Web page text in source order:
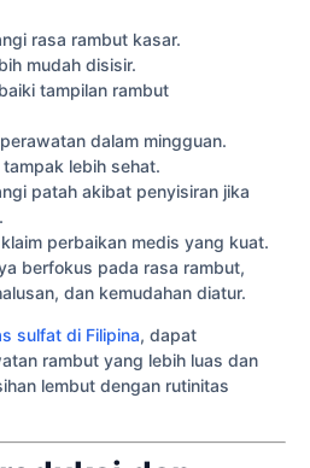
rasa rambut kasar.
mudah disisir.
tampilan rambut
dalam mingguan.
lebih sehat.
patah akibat penyisiran jika
perbaikan medis yang kuat.
berfokus pada rasa rambut,
dan kemudahan diatur.
sulfat di Filipina, dapat
rambut yang lebih luas dan
lembut dengan rutinitas